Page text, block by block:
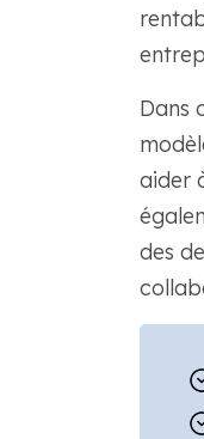
Dans
aider
des